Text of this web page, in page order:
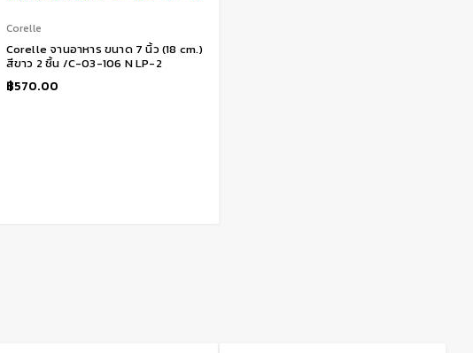
Corelle
Corelle จานอาหาร ขนาด 7 นิ้ว (18 cm.)
สีขาว 2 ชิ้น /C-03-106 N LP-2
฿570.00